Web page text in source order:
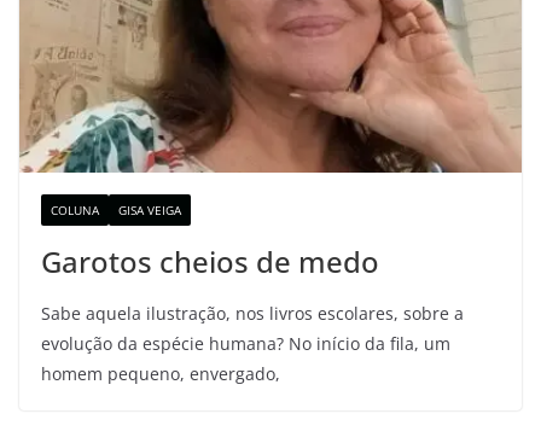
COLUNA GISA VEIGA
Garotos cheios de medo
Sabe aquela ilustração, nos livros escolares, sobre a
evolução da espécie humana? No início da fila, um
homem pequeno, envergado,